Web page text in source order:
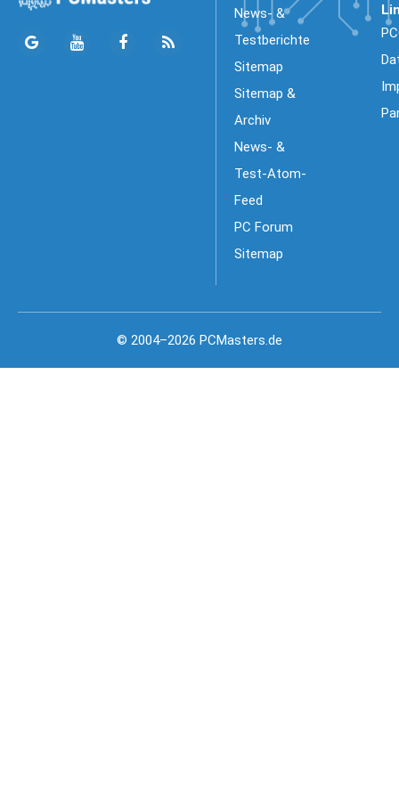
News- &
Testberichte
Sitemap
Sitemap &
Archiv
News- &
Test-Atom-
Feed
PC Forum
Sitemap
© 2004–2026 PCMasters.de